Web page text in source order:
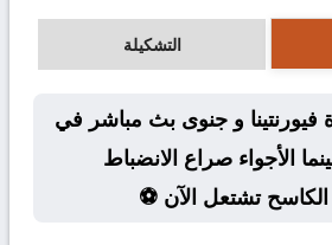
التشكيلة
فيورنتينا و جنوى بث مباشر في
الأجواء صراع الانضباط
تشتعل الآن ⚽